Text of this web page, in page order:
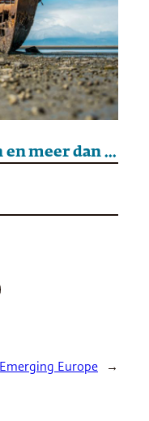
DRC: minstens 20 doden en meer dan 100 vermisten bij schipbreuk
Emerging Europe →